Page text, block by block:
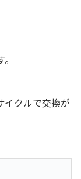
イクルで交換が